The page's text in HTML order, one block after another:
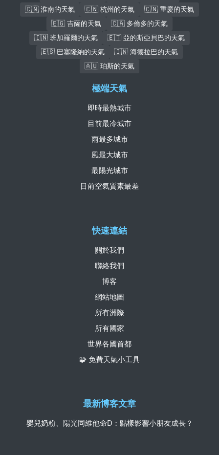
🇨🇳 淮南的天氣
🇨🇳 杭州的天氣
🇨🇳 重慶的天氣
🇪🇬 吉薩的天氣
🇨🇦 多倫多的天氣
🇮🇳 班加羅爾的天氣
🇪🇹 亞的斯亞貝巴的天氣
🇪🇸 巴塞隆納的天氣
🇮🇳 海德拉巴的天氣
🇦🇺 珀斯的天氣
快速連結
關於我們
聯絡我們
博客
網站地圖
所有洲際
所有國家
世界各國首都
🧩 免費天氣小工具
極端天氣
即時最熱城市
目前最冷城市
雨最多城市
風最大城市
最陽光城市
目前空氣質素最差
最新博客文章
嬰兒奶粉、陽光同維他命D：點樣影響小朋友成長？